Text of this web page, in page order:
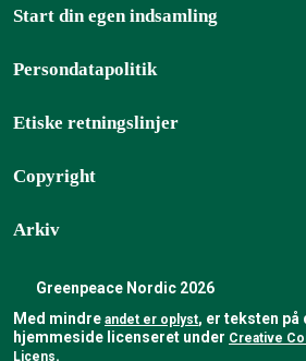
Start din egen indsamling
Persondatapolitik
Etiske retningslinjer
Copyright
Arkiv
Greenpeace Nordic 2026
Med mindre andet er oplyst, er teksten på
hjemmeside licenseret under Creative
Licens.